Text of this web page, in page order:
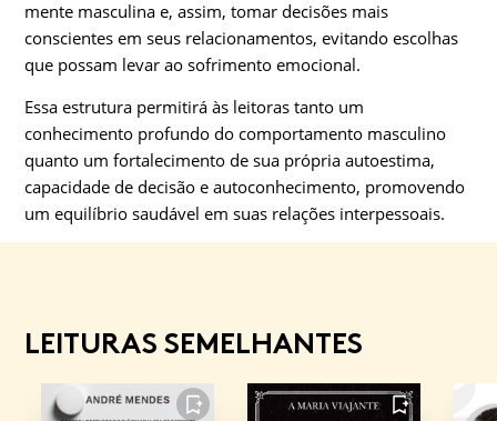
mente masculina e, assim, tomar decisões mais
conscientes em seus relacionamentos, evitando escolhas
que possam levar ao sofrimento emocional.
Essa estrutura permitirá às leitoras tanto um
conhecimento profundo do comportamento masculino
quanto um fortalecimento de sua própria autoestima,
capacidade de decisão e autoconhecimento, promovendo
um equilíbrio saudável em suas relações interpessoais.
LEITURAS SEMELHANTES